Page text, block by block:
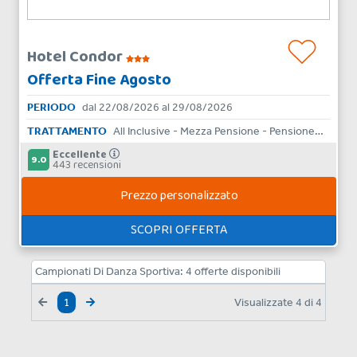
Hotel Condor
Offerta Fine Agosto
PERIODO dal 22/08/2026 al 29/08/2026
TRATTAMENTO
All Inclusive - Mezza Pensione - Pensione Completa - Bed & Breakfast - Aparthotel - Skipass - Solo Pernottamento
9.0 Eccellente
443 recensioni
Prezzo personalizzato
SCOPRI OFFERTA
Campionati Di Danza Sportiva: 4 offerte disponibili
1 Visualizzate 4 di4